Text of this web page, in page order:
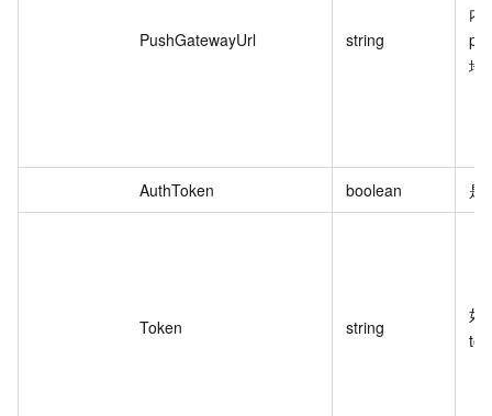
PushGatewayUrl string
内
地
AuthToken boolean 是
Token string
如